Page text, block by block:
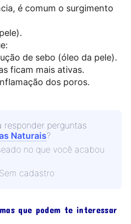
é comum o surgimento
de sebo (óleo da pele).
ficam mais ativas.
dos poros.
responder perguntas
Naturais?
no que você acabou
cadastro
que podem te interessar